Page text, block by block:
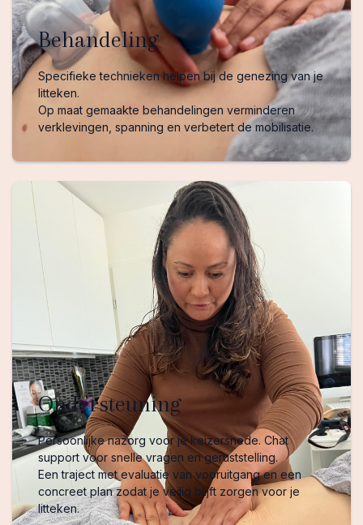
Behandeling
Specifieke technieken helpen bij de genezing van je
litteken.
Op maat gemaakte behandelingen verminderen
verklevingen, spanning en verbetert de mobilisatie.
Ondersteuning
Persoonlijke nazorg voor je keizersnede. Chat
support voor snelle vragen en geruststelling.
Een traject met evaluatie van vooruitgang en een
concreet plan zodat je veilig blijft zorgen voor je
litteken.